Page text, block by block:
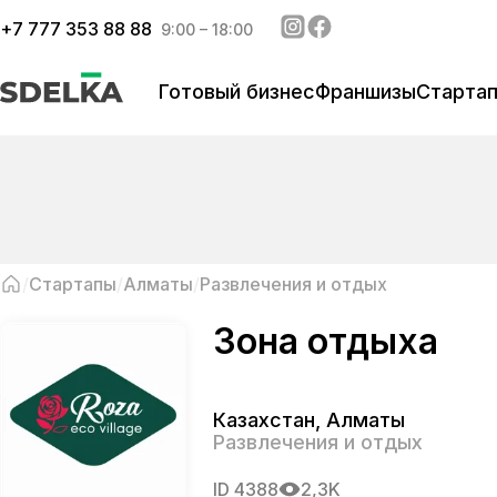
+7 777 353 88 88 9:00 – 18:00
Готовый бизнесФраншизы
Стартапы Алматы Развлечения и отдых
ID 4388 2,3K
Зона отдыха
Казахстан Алматы
Развлечения и отдых